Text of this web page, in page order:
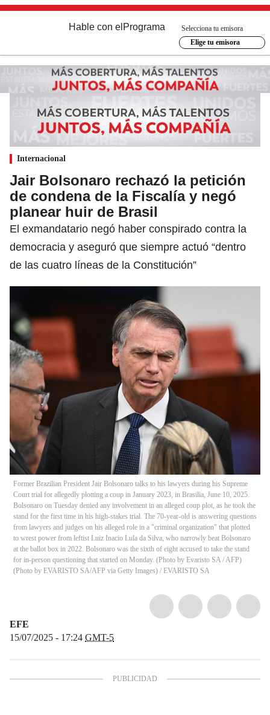
Hable con el Programa
Selecciona tu emisora
Elige tu emisora
Internacional
Jair Bolsonaro rechazó la petición
de condena de la Fiscalía y negó
planear huir de Brasil
El exmandatario negó haber conspirado contra la
democracia y aseguró que siempre actuó “dentro
de las cuatro líneas de la Constitución”
Former Brazilian President Jair Bolsonaro talks to his lawyers during his Supreme
Court trial for allegedly plotting a coup in January 2023, in Brasilia, June 10, 2025.
Bolsonaro on Tuesday denied any involvement in an alleged coup plot, as he took the
stand for the first time in his high-stakes trial. The 70-year-old is answering questions
from lawyers and judges on his alleged role in a "criminal organization" that plotted
to wrest power from leftist Luiz Inacio Lula da Silva, who narrowly beat Bolsonaro
at the ballot box in 2022. Bolsonaro was the sixth of eight accused to take the stand
for in-person questioning that started on Monday. (Photo by Evaristo SA / AFP)
(Photo by EVARISTO SA/AFP via Getty Images) / EVARISTO SA
EFE
15/07/2025 - 17:24 GMT-5